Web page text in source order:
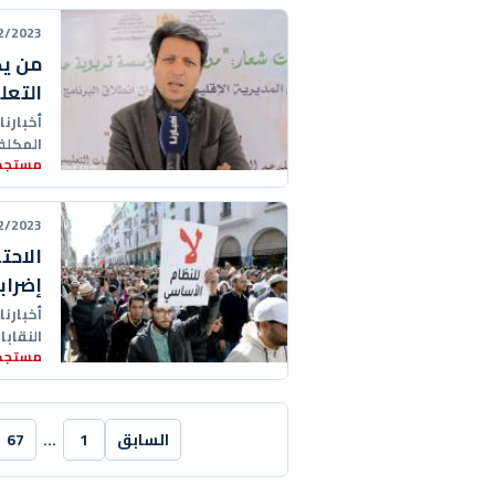
15:39:00
من
09:37:00
السابق 1
…
67